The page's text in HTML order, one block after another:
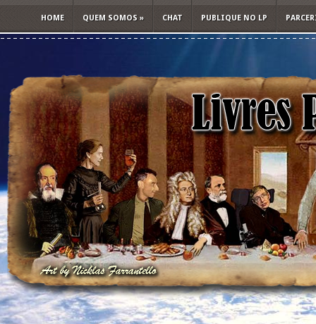
HOME QUEM SOMOS » CHAT PUBLIQUE NO LP